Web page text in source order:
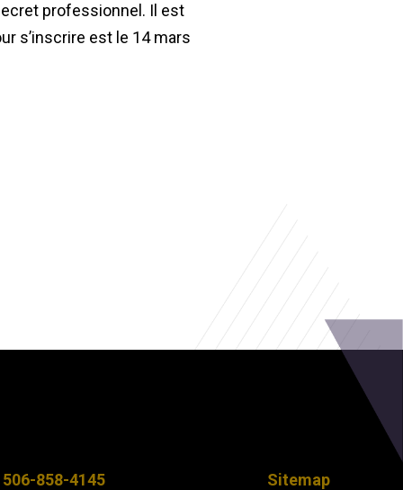
professionnel. Il est
s’inscrire est le 14 mars
506-858-4145 Sitemap